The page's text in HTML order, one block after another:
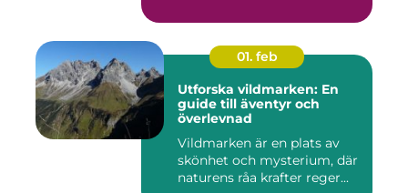
01. feb
Utforska vildmarken: En
guide till äventyr och
överlevnad
Vildmarken är en plats av
skönhet och mysterium, där
naturens råa krafter reger...